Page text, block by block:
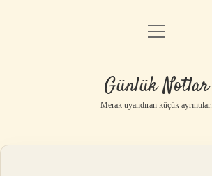
Anasayfa
Yasal Uyarı
menüyü
Günlük Notlar
Merak uyandıran küçük ayrıntılar.